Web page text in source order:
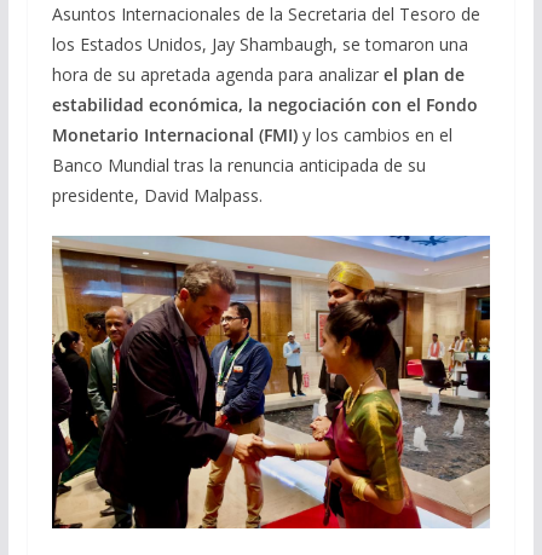
Asuntos Internacionales de la Secretaria del Tesoro de
los Estados Unidos, Jay Shambaugh, se tomaron una
hora de su apretada agenda para analizar el plan de
estabilidad económica, la negociación con el Fondo
Monetario Internacional (FMI) y los cambios en el
Banco Mundial tras la renuncia anticipada de su
presidente, David Malpass.